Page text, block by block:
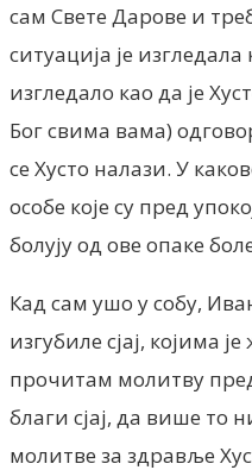
сам Свете Дарове и
ситуација је
изгледало као да је
Бог свима вама)
се Хусто налази. У
особе које су пред
болују од ове опаке
Кад сам ушо у собу,
изгубиле сјај, коjима
прочитам молитву
благи сјај, да више то
молитве за здравље